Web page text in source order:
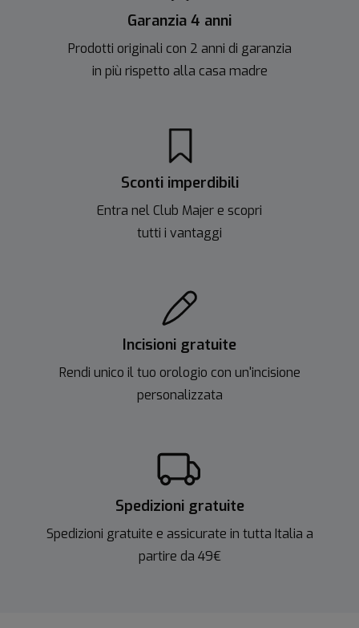
Garanzia 4 anni
Prodotti originali con 2 anni di garanzia
in più rispetto alla casa madre
Sconti imperdibili
Entra nel Club Majer e scopri
tutti i vantaggi
Incisioni gratuite
Rendi unico il tuo orologio con un'incisione
personalizzata
Spedizioni gratuite
Spedizioni gratuite e assicurate in tutta Italia a
partire da 49€